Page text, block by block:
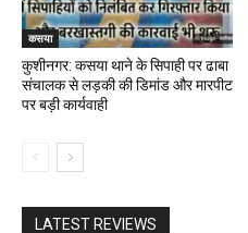
कसया
कुशीनगर: कसया थाने के सिपाही पर ढाबा
संचालक से लड़की की डिमांड और मारपीट
पर बड़ी कार्यवाही
LATEST REVIEWS